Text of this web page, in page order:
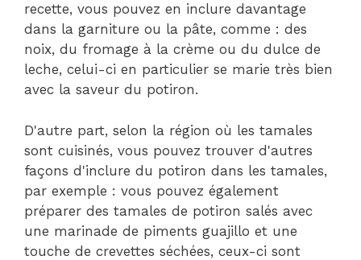
recette, vous pouvez en inclure davantage
dans la garniture ou la pâte, comme : des
noix, du fromage à la crème ou du dulce de
leche, celui-ci en particulier se marie très bien
avec la saveur du potiron.
D'autre part, selon la région où les tamales
sont cuisinés, vous pouvez trouver d'autres
façons d'inclure du potiron dans les tamales,
par exemple : vous pouvez également
préparer des tamales de potiron salés avec
une marinade de piments guajillo et une
touche de crevettes séchées, ceux-ci sont